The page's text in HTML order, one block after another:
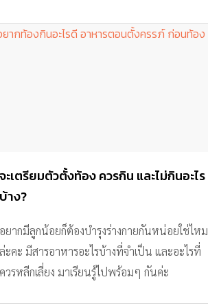
จะเตรียมตัวตั้งท้อง ควรกิน และไม่กินอะไร
บ้าง?
อยากมีลูกน้อยก็ต้องบำรุงร่างกายกันหน่อยใช่ไหม
ล่ะคะ มีสารอาหารอะไรบ้างที่จำเป็น และอะไรที่
ควรหลีกเลี่ยง มาเรียนรู้ไปพร้อมๆ กันค่ะ